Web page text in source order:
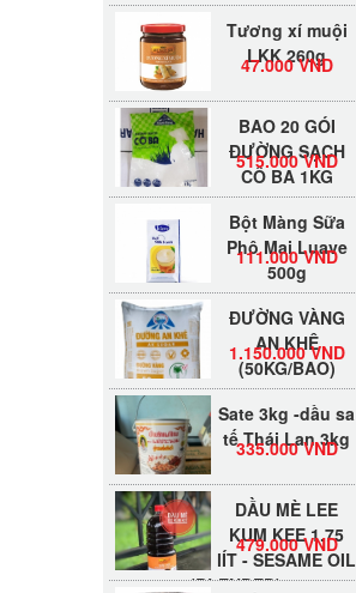
Tương xí muội
LKK 260g
47.000 VND
BAO 20 GÓI
ĐƯỜNG SẠCH
CÔ BA 1KG
515.000 VND
Bột Màng Sữa
Phô Mai Luave
500g
111.000 VND
ĐƯỜNG VÀNG
AN KHÊ
(50KG/BAO)
1.150.000 VND
Sate 3kg -dầu sa
tế Thái Lan 3kg
335.000 VND
DẦU MÈ LEE
KUM KEE 1.75
lÍT - SESAME OIL
(BLENDED)
479.000 VND
SỐT XO LEE